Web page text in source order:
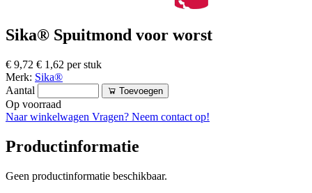
Sika® Spuitmond voor worst
€ 9,72 € 1,62 per stuk
Merk: Sika®
Aantal
Toevoegen
Op voorraad
Naar winkelwagen Vragen? Neem contact op!
Productinformatie
Geen productinformatie beschikbaar.